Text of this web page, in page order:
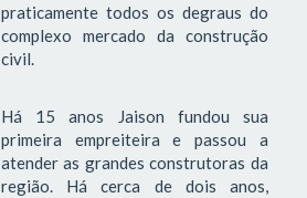
praticamente todos os degraus do
complexo mercado da construção
civil.
Há 15 anos Jaison fundou sua
primeira empreiteira e passou a
atender as grandes construtoras da
região. Há cerca de dois anos,